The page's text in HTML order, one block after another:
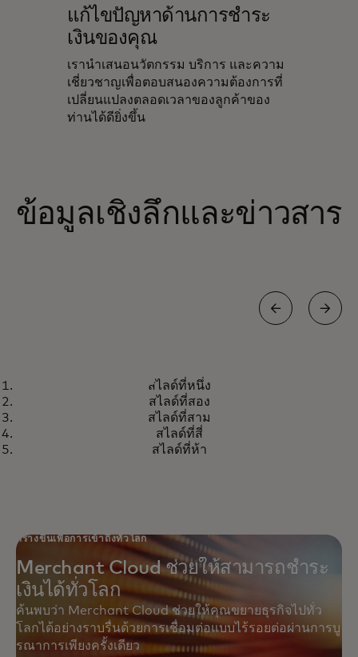
แก้ไขปัญหาด้านการชำระ
เงินของคุณ
เรานำเสนอนวัตกรรม บริการ และความ
เชี่ยวชาญเพื่อตอบสนองความต้องการที่
เปลี่ยนแปลงตลอดเวลาของลูกค้าของ
ท่านได้ดียิ่งขึ้น
ข้อมูลเชิงลึกและข่าวสาร
Amazon ใช้ Mastercard
Gateway เพื่อชำระเงินให้กับร้านค้า
มากกว่า 4,000 รายอย่างรวดเร็ว
ปลอดภัย และเชื่อถือได้
opens in a new tab
สไลด์ที่หนึ่ง
สไลด์ที่สอง
สไลด์ที่สาม
สไลด์ที่สี่
สไลด์ที่ห้า
สร้างขึ้นเพื่อการเข้าถึงทั่วโลก
Merchant Cloud ช่วยให้สามารถชำระ
เงินได้ทั่วโลก
ค้นพบว่า Merchant Cloud ช่วยให้คุณขยายธุรกิจไปทั่ว
โลกได้อย่างราบรื่นด้วยการเชื่อมต่อแบบไร้รอยต่อผ่านการบู
รณาการเพียงครั้งเดียว